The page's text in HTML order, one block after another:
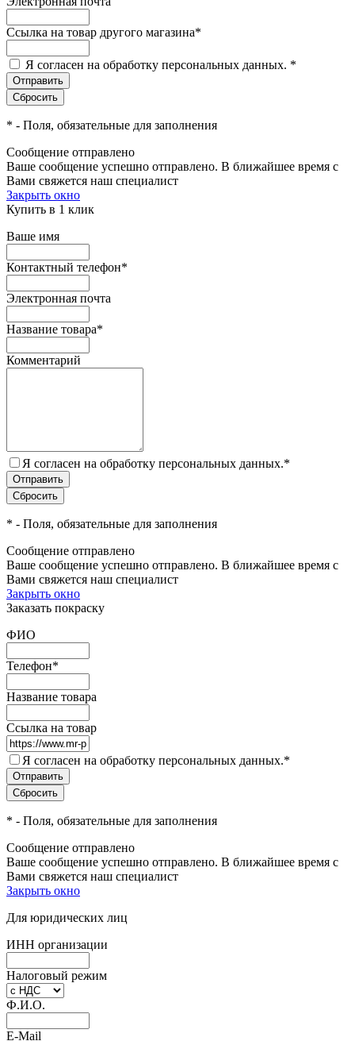
Ссылка на товар другого магазина*
Я согласен на обработку персональных данных. *
* - Поля, обязательные для заполнения
Сообщение отправлено
Ваше сообщение успешно отправлено. В ближайшее время с
Вами свяжется наш специалист
Закрыть окно
Купить в 1 клик
Ваше имя
Контактный телефон*
Электронная почта
Название товара*
Комментарий
Я согласен на обработку персональных данных.*
* - Поля, обязательные для заполнения
Сообщение отправлено
Ваше сообщение успешно отправлено. В ближайшее время с
Вами свяжется наш специалист
Закрыть окно
Заказать покраску
ФИО
Телефон*
Название товара
Ссылка на товар
Я согласен на обработку персональных данных.*
* - Поля, обязательные для заполнения
Сообщение отправлено
Ваше сообщение успешно отправлено. В ближайшее время с
Вами свяжется наш специалист
Закрыть окно
Для юридических лиц
ИНН организации
Налоговый режим
Ф.И.О.
E-Mail